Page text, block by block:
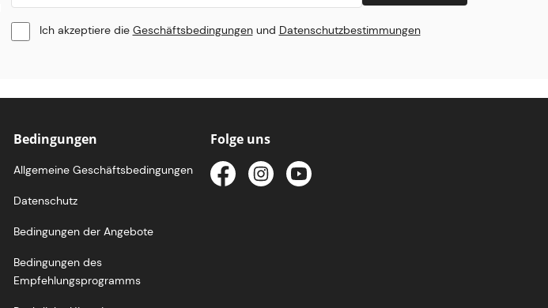
Ich akzeptiere die Geschäftsbedingungenund Datenschutzbestimmungen
Bedingungen
Allgemeine Geschäftsbedingungen
Datenschutz
Bedingungen der Angebote
Bedingungen des
Empfehlungsprogramms
Folge uns